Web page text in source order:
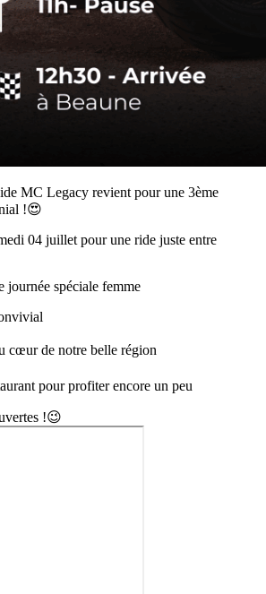
MC Legacy revient pour une 3ème
!😍
04 juillet pour une ride juste entre
journée spéciale femme
cœur de notre belle région
pour profiter encore un peu
!😉